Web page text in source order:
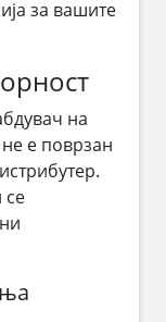
за вашите
на
е поврзан
се